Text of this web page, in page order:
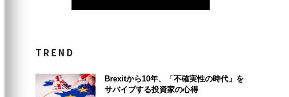
TREND
Brexitから10年、「不確実性の時代」を
サバイブする投資家の心得